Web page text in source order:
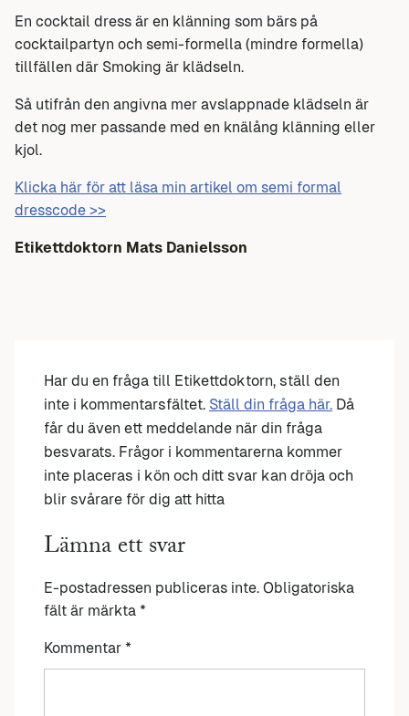
En cocktail dress är en klänning som bärs på
cocktailpartyn och semi-formella (mindre formella)
tillfällen där Smoking är klädseln.
Så utifrån den angivna mer avslappnade klädseln är
det nog mer passande med en knälång klänning eller
kjol.
Klicka här för att läsa min artikel om semi formal
dresscode >>
Etikettdoktorn Mats Danielsson
Har du en fråga till Etikettdoktorn, ställ den
inte i kommentarsfältet. Ställ din fråga här. Då
får du även ett meddelande när din fråga
besvarats. Frågor i kommentarerna kommer
inte placeras i kön och ditt svar kan dröja och
blir svårare för dig att hitta
Lämna ett svar
E-postadressen publiceras inte. Obligatoriska
fält är märkta *
Kommentar *